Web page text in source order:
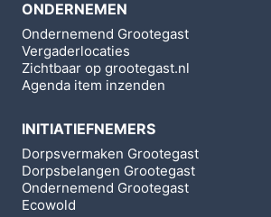
ONDERNEMEN
Ondernemend Grootegast
Vergaderlocaties
Zichtbaar op grootegast.nl
Agenda item inzenden
INITIATIEFNEMERS
Dorpsvermaken Grootegast
Dorpsbelangen Grootegast
Ondernemend Grootegast
Ecowold